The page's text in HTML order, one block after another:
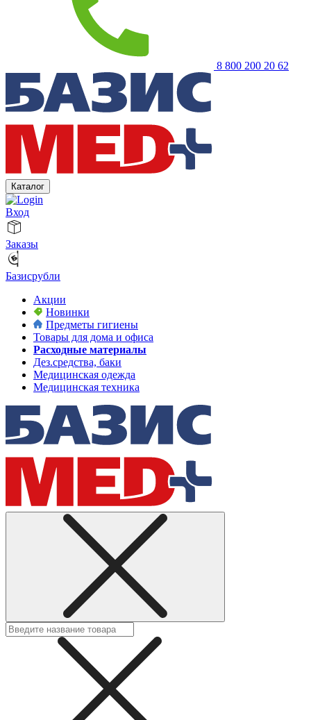
8 800 200 20 62
Каталог
Вход
Заказы
Базисрубли
Акции
Новинки
Предметы гигиены
Товары для дома и офиса
Расходные материалы
Дез.средства, баки
Медицинская одежда
Медицинская техника